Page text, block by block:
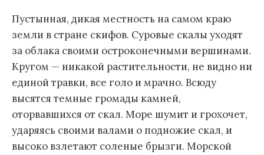
Пустынная, дикая местность на самом краю
земли в стране скифов. Суровые скалы уходят
за облака своими остроконечными вершинами.
Кругом — никакой растительности, не видно ни
единой травки, все голо и мрачно. Всюду
высятся темные громады камней,
оторвавшихся от скал. Море шумит и грохочет,
ударяясь своими валами о подножие скал, и
высоко взлетают соленые брызги. Морской